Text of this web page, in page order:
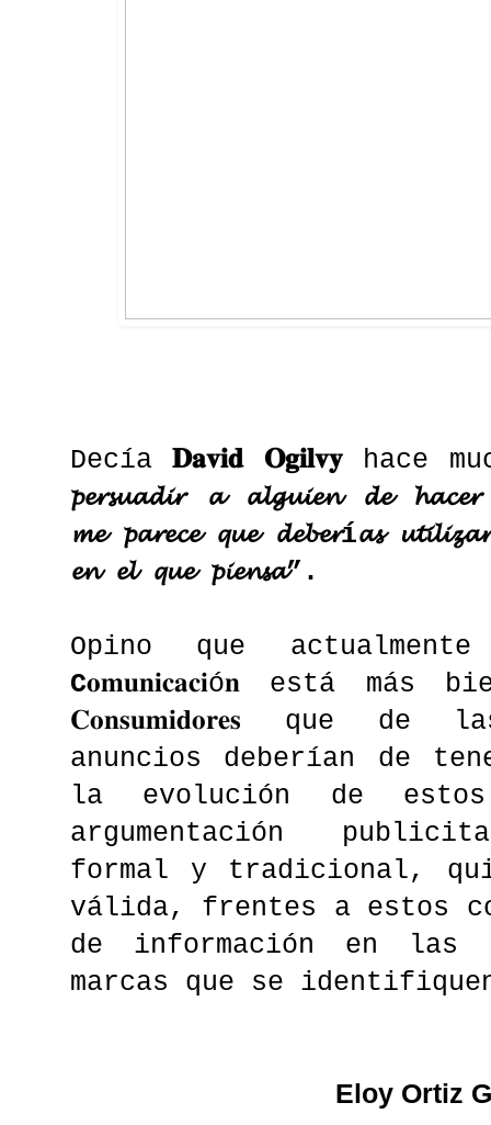
Decía 𝐃𝐚𝐯𝐢𝐝 𝐎𝐠𝐢𝐥𝐯𝐲 hace
𝓹𝓮𝓻𝓼𝓾𝓪𝓭𝓲𝓻 𝓪 𝓪𝓵𝓰𝓾𝓲𝓮𝓷 𝓭𝓮
𝓶𝓮 𝓹𝓪𝓻𝓮𝓬𝓮 𝓺𝓾𝓮 𝓭𝓮𝓫𝓮𝓻í𝓪𝓼
𝓮𝓷 𝓮𝓵 𝓺𝓾𝓮 𝓹𝓲𝓮𝓷𝓼𝓪”.
Opino que
C𝐨𝐦𝐮𝐧𝐢𝐜𝐚𝐜𝐢ó𝐧 está
𝐂𝐨𝐧𝐬𝐮𝐦𝐢𝐝𝐨𝐫𝐞𝐬 que de
anuncios deberían de
la evolución de estos
argumentación
formal y tradicional,
válida, frentes a estos
de información en las
marcas que se
Eloy Ortiz